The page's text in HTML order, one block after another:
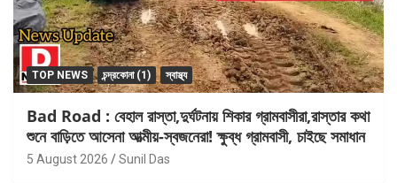
TOP NEWS চন্দ্রকোনা (1) স্বাস্থ্য
Bad Road : বেহাল রাস্তা,দুর্ঘটনায় শিকার গ্রামবাসীরা,রাস্তার কথা
শুনে বাড়িতে আসেনা আত্মীয়-স্বজনেরা! ক্ষুব্ধ গ্রামবাসী, চাইছে সমাধান
5 August 2026 Sunil Das